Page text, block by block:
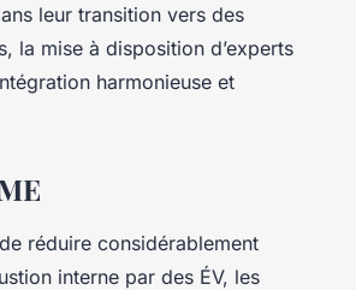
leur transition vers des
la mise à disposition d’experts
harmonieuse et
réduire considérablement
interne par des ÉV, les